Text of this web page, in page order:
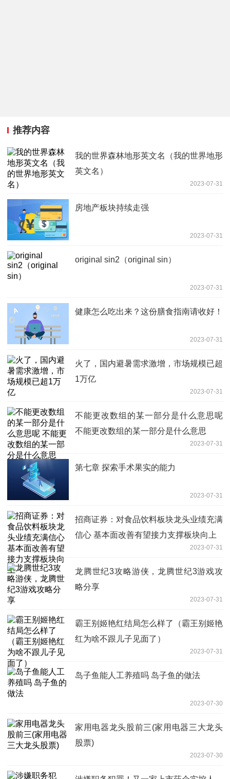
推荐内容
我的世界森林地形英文名（我的世界地形
英文名）
2023-07-31
房地产板块持续走强
2023-07-31
original sin2（original sin）
2023-07-31
健康怎么吃出来？这份膳食指南请收好！
2023-07-31
火了，国内避暑需求激增，市场规模已超
1万亿
2023-07-31
不能更改数组的某一部分是什么意思呢
不能更改数组的某一部分是什么意思
2023-07-31
第七章 探索手术果实的能力
2023-07-31
招商证券：对食品饮料板块龙头业绩充满
信心 基本面改善有望接力支撑板块向上
2023-07-31
龙腾世纪3攻略游侠，龙腾世纪3游戏攻
略分享
2023-07-31
霸王别姬艳红结局怎么样了（霸王别姬艳
红为啥不跟儿子见面了）
2023-07-31
岛子鱼能人工养殖吗 岛子鱼的做法
2023-07-30
家用电器龙头股前三(家用电器三大龙头
股票)
2023-07-30